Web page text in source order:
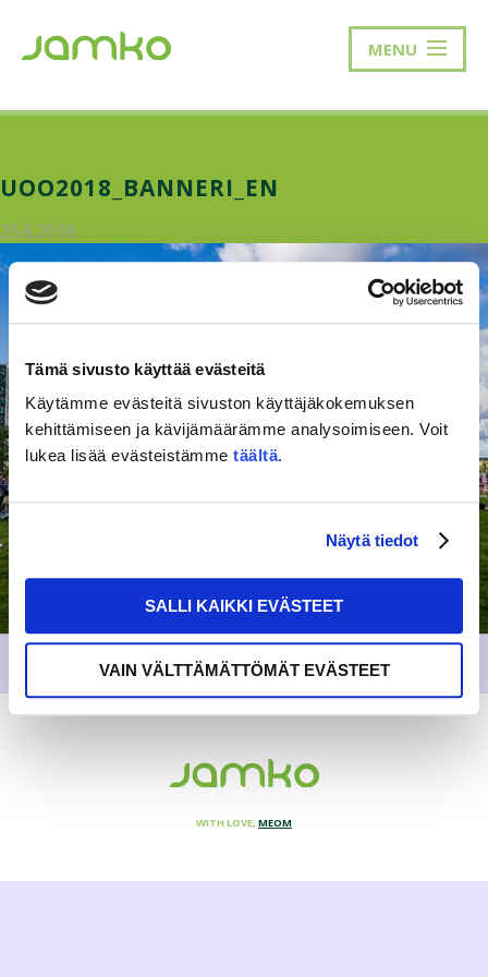
Tämä sivusto käyttää evästeitä
Käytämme evästeitä sivuston käyttäjäkokemuksen
kehittämiseen ja kävijämäärämme analysoimiseen. Voit
lukea lisää evästeistämme täältä.
Näytä tiedot
SALLI KAIKKI EVÄSTEET
VAIN VÄLTTÄMÄTTÖMÄT EVÄSTEET
MENU
UOO2018_BANNERI_EN
25.6.2018
WITH LOVE, MEOM